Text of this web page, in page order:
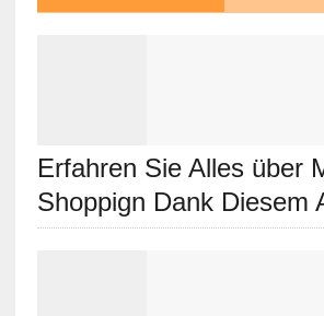
Erfahren Sie Alles über
Shoppign Dank Diesem